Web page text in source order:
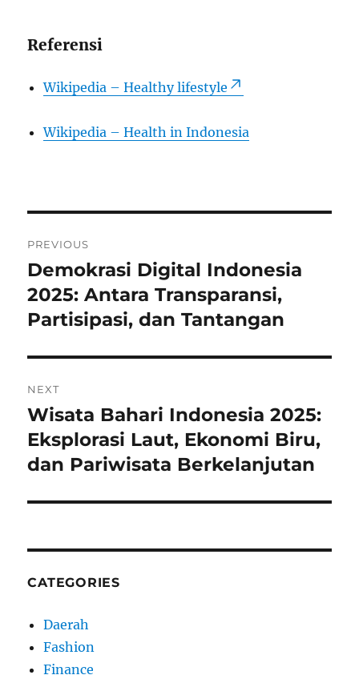
Referensi
Wikipedia – Healthy lifestyle
Wikipedia – Health in Indonesia
navigation
PREVIOUS
Previous
post:
Demokrasi Digital Indonesia
2025: Antara Transparansi,
Partisipasi, dan Tantangan
NEXT
Next
post:
Wisata Bahari Indonesia 2025:
Eksplorasi Laut, Ekonomi Biru,
dan Pariwisata Berkelanjutan
CATEGORIES
Daerah
Fashion
Finance